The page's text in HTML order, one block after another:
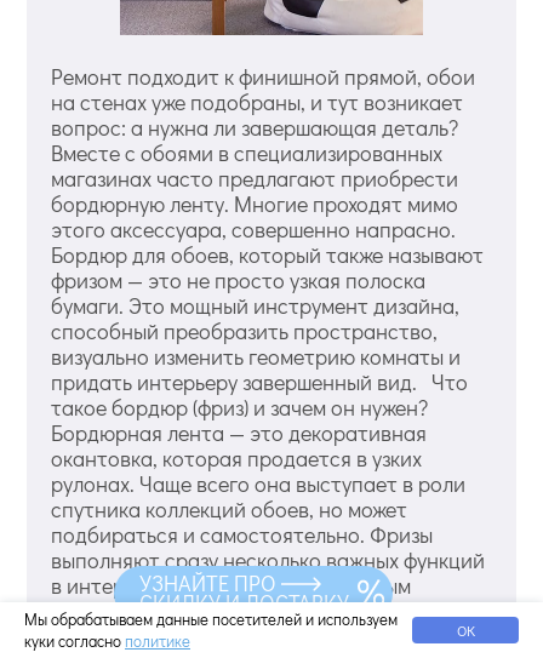
Ремонт подходит к финишной прямой, обои
на стенах уже подобраны, и тут возникает
вопрос: а нужна ли завершающая деталь?
Вместе с обоями в специализированных
магазинах часто предлагают приобрести
бордюрную ленту. Многие проходят мимо
этого аксессуара, совершенно напрасно.
Бордюр для обоев, который также называют
фризом — это не просто узкая полоска
бумаги. Это мощный инструмент дизайна,
способный преобразить пространство,
визуально изменить геометрию комнаты и
придать интерьеру завершенный вид. Что
такое бордюр (фриз) и зачем он нужен?
Бордюрная лента — это декоративная
окантовка, которая продается в узких
рулонах. Чаще всего она выступает в роли
спутника коллекций обоев, но может
подбираться и самостоятельно. Фризы
выполняют сразу несколько важных функций
в интерьере. Они служат элегантным
разделителем при стыковке разных видов
обоев, маскируют неровные края полотен в
Мы обрабатываем данные посетителей и используем
куки согласно политике ОК
УЗНАЙТЕ ПРО
СКИДКУ И ДОСТАВКУ